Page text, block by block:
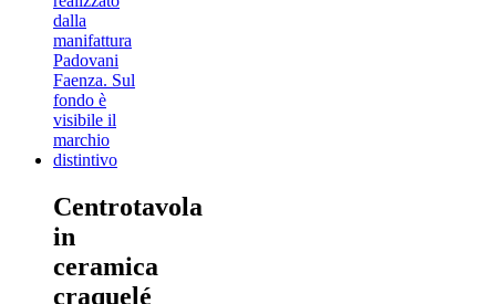
Centrotavola
in
ceramica
craquelé